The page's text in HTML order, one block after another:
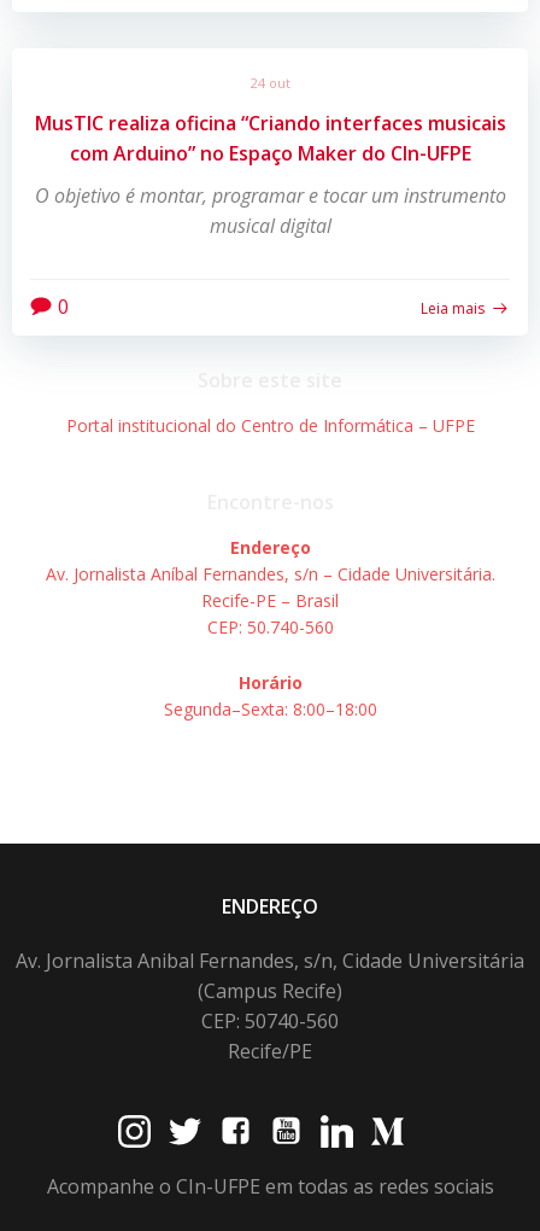
24 out
MusTIC realiza oficina “Criando interfaces musicais
com Arduino” no Espaço Maker do CIn-UFPE
O objetivo é montar, programar e tocar um instrumento
musical digital
0 Leia mais
Portal institucional do Centro de Informática – UFPE
Endereço
Av. Jornalista Aníbal Fernandes, s/n – Cidade Universitária.
Recife-PE – Brasil
CEP: 50.740-560
Horário
Segunda–Sexta: 8:00–18:00
ENDEREÇO
Av. Jornalista Anibal Fernandes, s/n, Cidade Universitária
(Campus Recife)
CEP: 50740-560
Recife/PE
Acompanhe o CIn-UFPE em todas as redes sociais